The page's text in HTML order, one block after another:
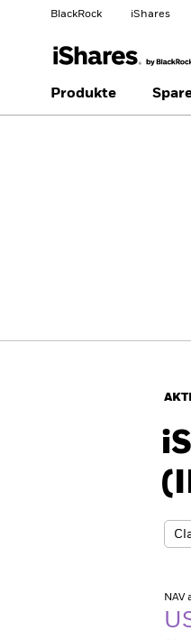
BlackRock iShares
Land
United Kingdom
Produkte
NAV